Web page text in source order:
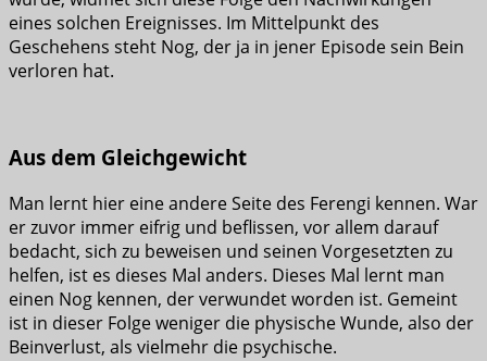
eines solchen Ereignisses. Im Mittelpunkt des
Geschehens steht Nog, der ja in jener Episode sein Bein
verloren hat.
Aus dem Gleichgewicht
Man lernt hier eine andere Seite des Ferengi kennen. War
er zuvor immer eifrig und beflissen, vor allem darauf
bedacht, sich zu beweisen und seinen Vorgesetzten zu
helfen, ist es dieses Mal anders. Dieses Mal lernt man
einen Nog kennen, der verwundet worden ist. Gemeint
ist in dieser Folge weniger die physische Wunde, also der
Beinverlust, als vielmehr die psychische.